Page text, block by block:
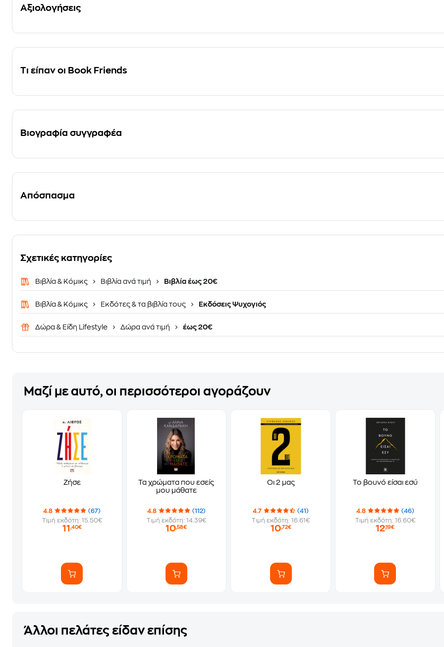
Αξιολογήσεις
Τι είπαν οι Book Friends
Βιογραφία συγγραφέα
Απόσπασμα
Σχετικές κατηγορίες
Βιβλία & Κόμικς Βιβλία ανά τιμή Βιβλία έως 20€
Βιβλία & Κόμικς Εκδότες & τα βιβλία τους Εκδόσεις Ψυχογιός
Δώρα & Είδη Lifestyle Δώρα ανά τιμή έως 20€
Μαζί με αυτό, οι περισσότεροι αγοράζουν
Ζήσε
4.8
(67)
Τιμή εκδότη: 15.50€
11 ,40€
Τα χρώματα που εσείς
μου μάθατε
4.8
(112)
Τιμή εκδότη: 14.39€
10,58€
Οι 2 μας
4.7
(41)
Τιμή εκδότη: 16.61€
10,72€
Το βουνό είσαι εσύ
4.8
(46)
Τιμή εκδότη: 16.60€
12,19€
Άλλοι πελάτες είδαν επίσης